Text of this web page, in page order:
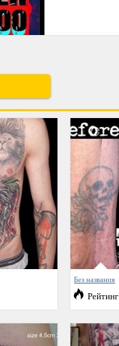
Без названия
Рейтинг